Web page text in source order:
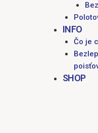
INFO
Čo je
SHOP